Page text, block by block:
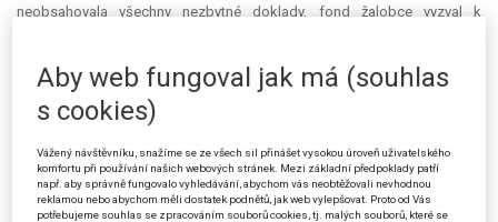
neobsahovala všechny nezbytné doklady, fond žalobce vyzval k
vlády č. 114/2001 Sb., o stanovení produkčních kvót cukru na kvótové
roky 2001/2002 až 2004/2005 (dále jen „nařízení vlády č. 114/2001 Sb.“).
Splnění podmínky podle § 11 odst. 1 písm. c) citovaného nařízení vlády
doložil žalobce nájemní smlouvou, ze které vyplývá ujednání o využívání
úplného výrobního zařízení žalobcem v cukrovaru ve V. po dobu 40 dnů v
každém kvótovém roce. K žádosti o stanovení kvóty žalobce přiložil
znalecký posudek, z něhož vyplývá, že výrobní kapacita zařízení na
Aby web fungoval jak má (souhlas
s cookies)
Vážený návštěvníku, snažíme se ze všech sil přinášet vysokou úroveň uživatelského
komfortu při používání našich webových stránek. Mezi základní předpoklady patří
např. aby správně fungovalo vyhledávání, abychom vás neobtěžovali nevhodnou
reklamou nebo abychom měli dostatek podnětů, jak web vylepšovat. Proto od Vás
potřebujeme souhlas se zpracováním souborů cookies, tj. malých souborů, které se